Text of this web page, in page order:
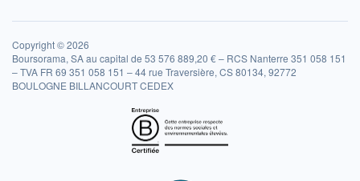
Copyright © 2026
Boursorama, SA au capital de 53 576 889,20 € – RCS Nanterre 351 058 151
– TVA FR 69 351 058 151 – 44 rue Traversière, CS 80134, 92772
BOULOGNE BILLANCOURT CEDEX